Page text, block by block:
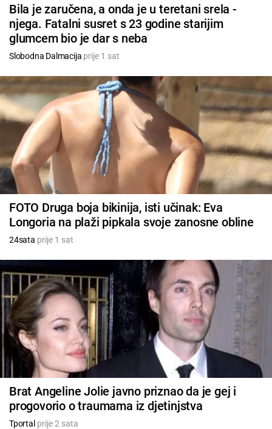
Bila je zaručena, a onda je u teretani srela -
njega. Fatalni susret s 23 godine starijim
glumcem bio je dar s neba
Slobodna Dalmacija prije 1 sat
FOTO Druga boja bikinija, isti učinak: Eva
Longoria na plaži pipkala svoje zanosne obline
24sata prije 1 sat
Brat Angeline Jolie javno priznao da je gej i
progovorio o traumama iz djetinjstva
Tportal prije 2 sata